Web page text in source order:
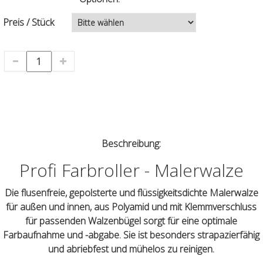
Preis / Stück
Beschreibung:
Profi Farbroller - Malerwalze
Die flusenfreie, gepolsterte und flüssigkeitsdichte Malerwalze
für außen und innen, aus Polyamid und mit Klemmverschluss
für passenden Walzenbügel sorgt für eine optimale
Farbaufnahme und -abgabe. Sie ist besonders strapazierfähig
und abriebfest und mühelos zu reinigen.